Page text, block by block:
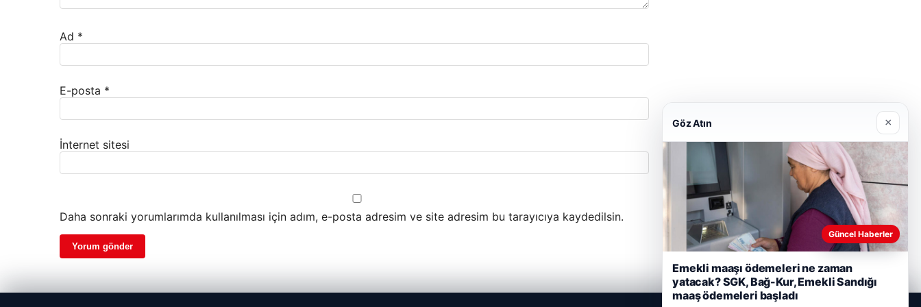
Ad *
E-posta *
İnternet sitesi
Daha sonraki yorumlarımda kullanılması için adım, e-posta adresim ve site adresim bu tarayıcıya kaydedilsin.
Göz Atın ×
Güncel Haberler
Emekli maaşı ödemeleri ne zaman
yatacak? SGK, Bağ-Kur, Emekli Sandığı
maaş ödemeleri başladı